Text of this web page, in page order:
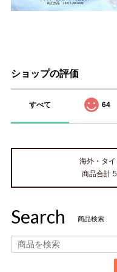
ショップの評価
すべて 64
海外・タ
商品合計
Search 商品検索